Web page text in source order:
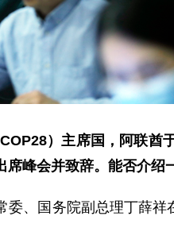
）主席国，阿联酋
峰会并致辞。能否介绍
、国务院副总理丁薛